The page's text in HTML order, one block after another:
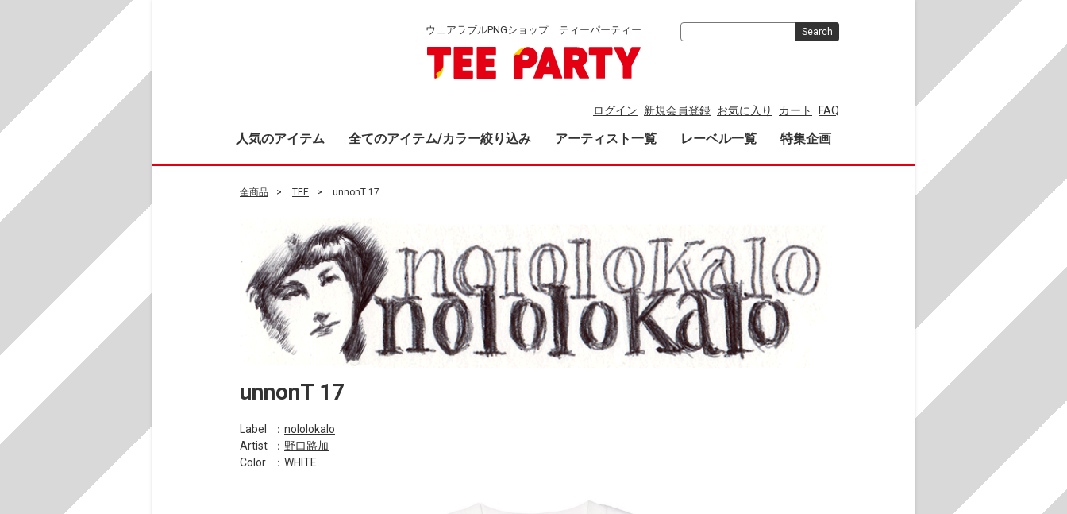
ウェアラブルPNGショップ ティーパーティー
ログイン 新規会員登録 お気に入り カート FAQ
人気のアイテム 全てのアイテム/カラー絞り込み アーティスト一覧 レーベル一覧 特集企画
Search
全商品 TEE unnonT 17
unnonT 17
Label ： nololokalo
Artist
： 野口路加
Color
：WHITE